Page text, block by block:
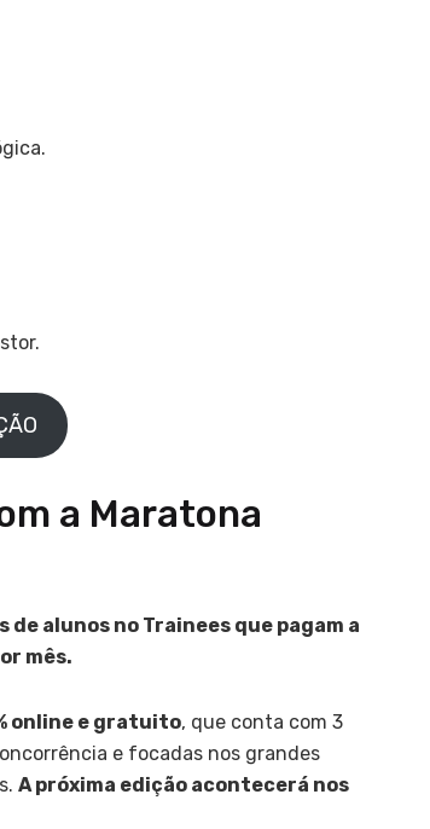
a Maratona
alunos no Trainees que pagam a
mês.
online e gratuito, que conta com 3
e focadas nos grandes
A próxima edição acontecerá nos